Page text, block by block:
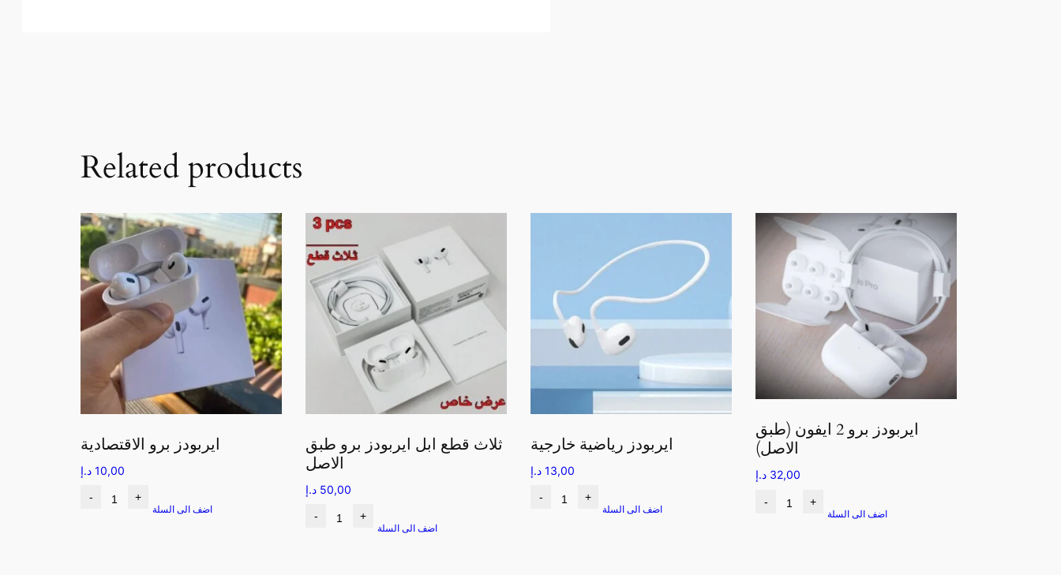
Related products
ايربودز برو الاقتصادية
10,00 د.إ
- +
اضف الى السلة
ثلاث قطع ابل ايربودز برو طبق
الاصل
50,00 د.إ
- +
اضف الى السلة
ايربودز رياضية خارجية
13,00 د.إ
- +
اضف الى السلة
ايربودز برو 2 ايفون (طبق
الاصل)
32,00 د.إ
- +
اضف الى السلة